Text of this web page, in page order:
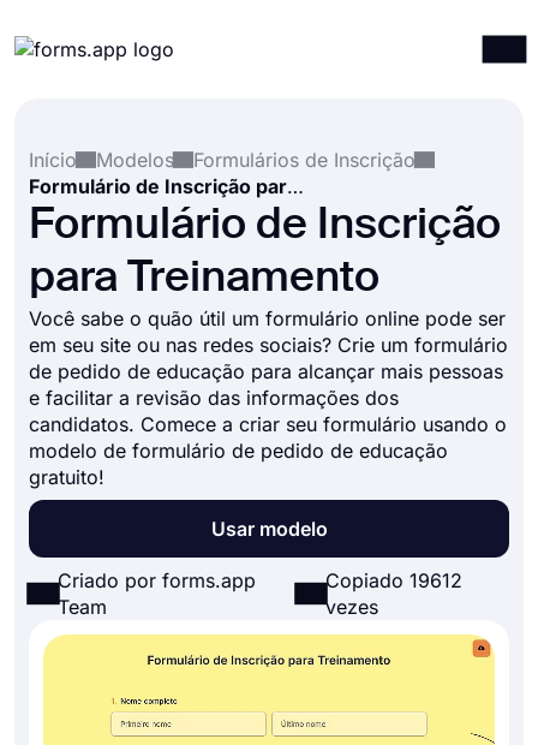
Integrações
Modelos
Recursos
Início
Modelos
Formulários de Inscrição
Formulário de Inscrição para Treinamento
Formulário de Inscrição
para Treinamento
Você sabe o quão útil um formulário online pode ser
em seu site ou nas redes sociais? Crie um formulário
de pedido de educação para alcançar mais pessoas
e facilitar a revisão das informações dos
candidatos. Comece a criar seu formulário usando o
modelo de formulário de pedido de educação
gratuito!
Usar modelo
Criado por forms.app
Team
Copiado 19612
vezes